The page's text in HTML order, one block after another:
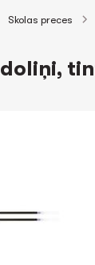
Skolas preces